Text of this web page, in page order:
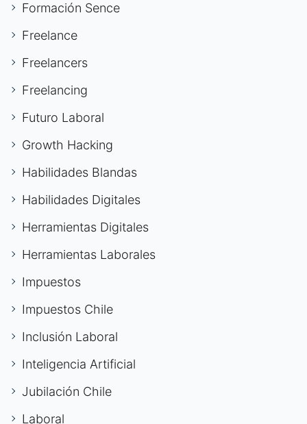
Formación Sence
Freelance
Freelancers
Freelancing
Futuro Laboral
Growth Hacking
Habilidades Blandas
Habilidades Digitales
Herramientas Digitales
Herramientas Laborales
Impuestos
Impuestos Chile
Inclusión Laboral
Inteligencia Artificial
Jubilación Chile
Laboral